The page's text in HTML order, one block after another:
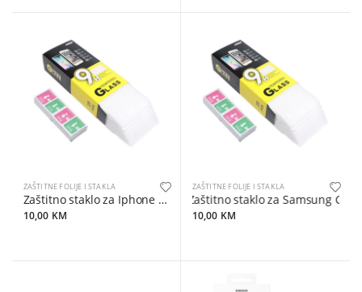
ZAŠTITNE FOLIJE I STAKLA
Zaštitno staklo za Iphone 13
10,00 KM
ZAŠTITNE FOLIJE I STAKLA
Zaštitno staklo za Samsung
10,00 KM